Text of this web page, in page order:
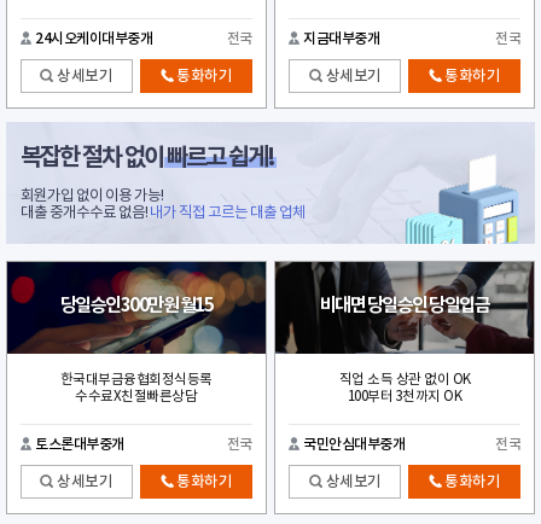
24시오케이대부중개 전국
상세보기 통화하기
지금대부중개 전국
상세보기 통화하기
복잡한 절차 없이빠르고 쉽게!
회원가입 없이 이용 가능!
대출 중개수수료 없음! 내가 직접 고르는 대출 업체
당일승인300만원 월15
한국대부금융협회정식등록
수수료X친절빠른상담
토스론대부중개 전국
상세보기 통화하기
비대면 당일승인 당일입금
직업 소득 상관 없이 OK
100부터 3천까지 OK
국민안심대부중개 전국
상세보기 통화하기